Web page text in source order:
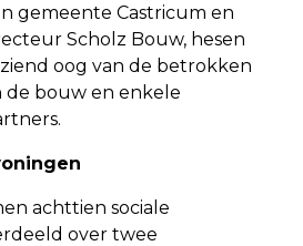
gemeente Castricum en
Scholz Bouw, hesen
oog van de betrokken
de bouw en enkele
achttien sociale
over twee